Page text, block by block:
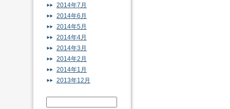
2014年7月
2014年6月
2014年5月
2014年4月
2014年3月
2014年2月
2014年1月
2013年12月